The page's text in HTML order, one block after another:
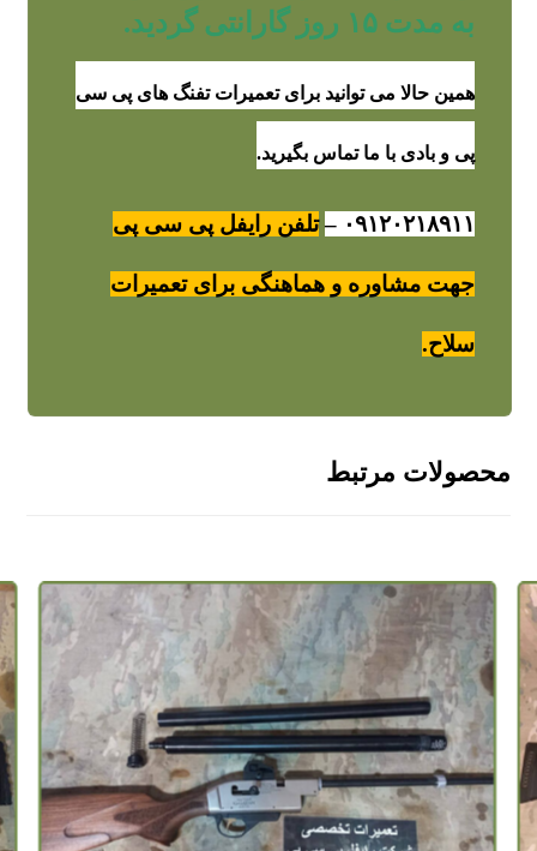
به مدت ۱۵ روز گارانتی گردید.
همین حالا می توانید برای تعمیرات تفنگ های پی سی
پی و بادی با ما تماس بگیرید.
۰۹۱۲۰۲۱۸۹۱۱ – تلفن رایفل پی سی پی
جهت مشاوره و هماهنگی برای تعمیرات
سلاح.
محصولات مرتبط